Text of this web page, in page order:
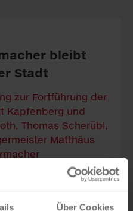
Über Cookies
bleibt
Stadt
stärkt mit ge­zielten